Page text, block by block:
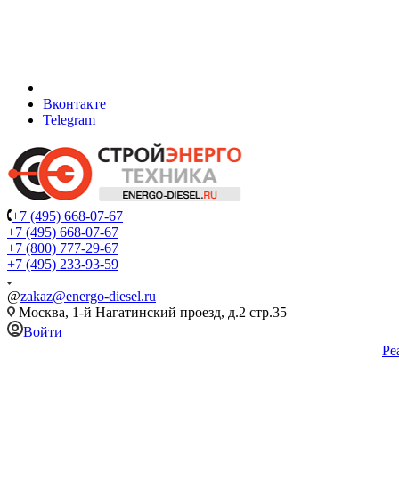
Вконтакте
Telegram
+7 (495) 668-07-67
+7 (495) 668-07-67
+7 (800) 777-29-67
+7 (495) 233-93-59
@zakaz@energo-diesel.ru
Москва, 1-й Нагатинский проезд, д.2 стр.35
Войти